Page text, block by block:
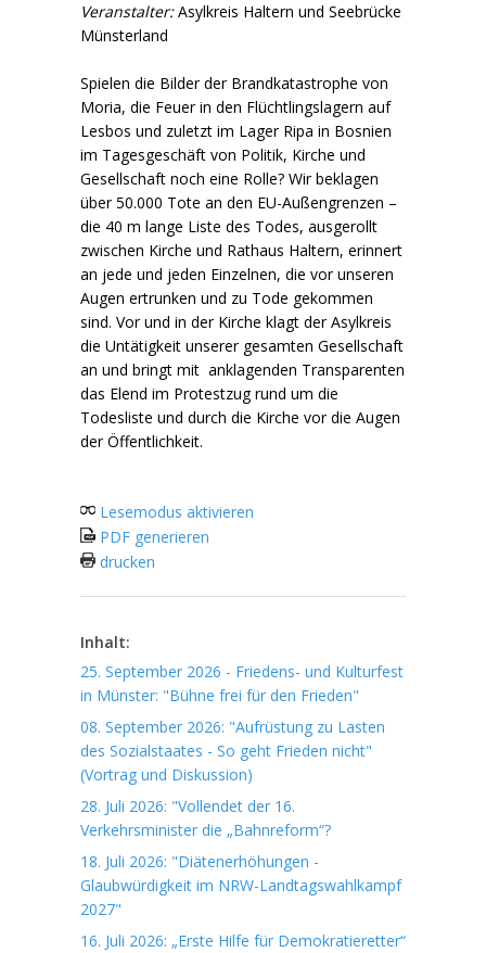
Veranstalter:Asylkreis Haltern und Seebrücke
Münsterland
Spielen die Bilder der Brandkatastrophe von
Moria, die Feuer in den Flüchtlingslagern auf
Lesbos und zuletzt im Lager Ripa in Bosnien
im Tagesgeschäft von Politik, Kirche und
Gesellschaft noch eine Rolle? Wir beklagen
über 50.000 Tote an den EU-Außengrenzen –
die 40 m lange Liste des Todes, ausgerollt
zwischen Kirche und Rathaus Haltern, erinnert
an jede und jeden Einzelnen, die vor unseren
Augen ertrunken und zu Tode gekommen
sind. Vor und in der Kirche klagt der Asylkreis
die Untätigkeit unserer gesamten Gesellschaft
an und bringt mit anklagenden Transparenten
das Elend im Protestzug rund um die
Todesliste und durch die Kirche vor die Augen
der Öffentlichkeit.
Lesemodus aktivieren
PDF generieren
drucken
Inhalt:
25. September 2026 - Friedens- und Kulturfest
in Münster: "Bühne frei für den Frieden"
08. September 2026: "Aufrüstung zu Lasten
des Sozialstaates - So geht Frieden nicht"
(Vortrag und Diskussion)
28. Juli 2026: "Vollendet der 16.
Verkehrsminister die „Bahnreform“?
18. Juli 2026: "Diätenerhöhungen -
Glaubwürdigkeit im NRW-Landtagswahlkampf
2027"
16. Juli 2026: „Erste Hilfe für Demokratieretter“